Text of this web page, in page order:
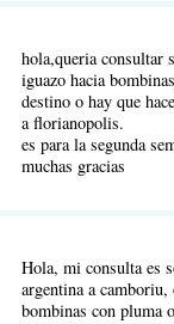
hola,queria consultar
iguazo hacia
destino o hay que
a florianopolis.
es para la segunda
muchas gracias
Hola, mi consulta es
argentina a
bombinas con pluma